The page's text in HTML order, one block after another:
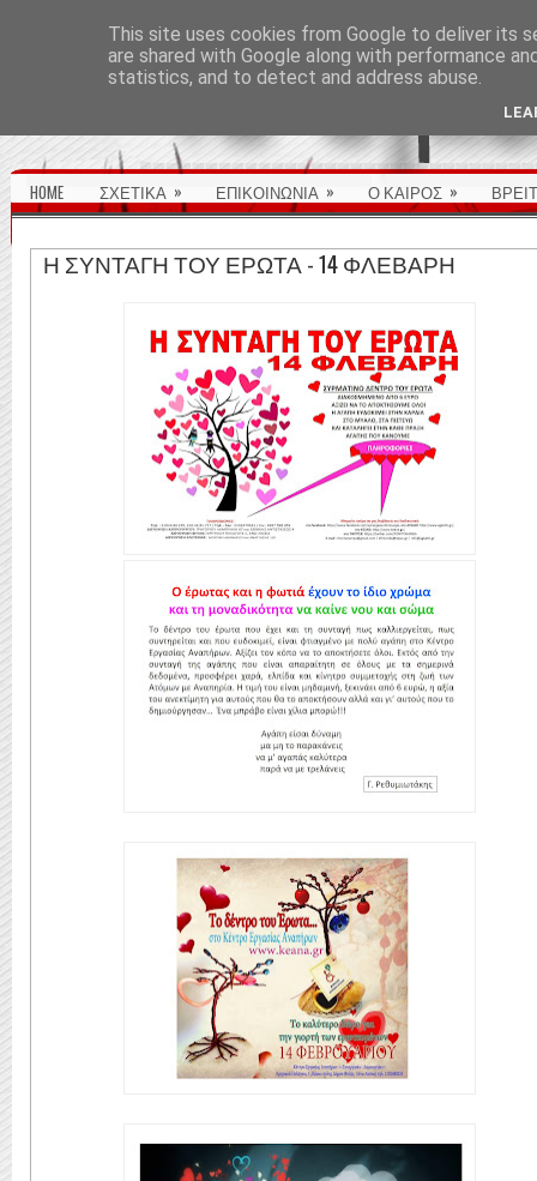
HOME ΣΧΕΤΙΚΑ » ΕΠΙΚΟΙΝΩΝΙΑ » Ο ΚΑΙΡΟΣ »
Η ΣΥΝΤΑΓΗ ΤΟΥ ΕΡΩΤΑ - 14 ΦΛΕΒΑΡΗ
This site uses cookies from Google to deliver its
are shared with Google along with performance
statistics, and to detect and address abuse.